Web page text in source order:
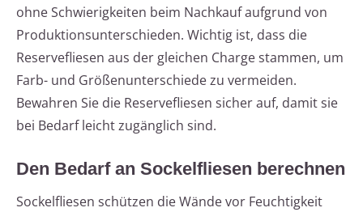
ohne Schwierigkeiten beim Nachkauf aufgrund von
Produktionsunterschieden. Wichtig ist, dass die
Reservefliesen aus der gleichen Charge stammen, um
Farb- und Größenunterschiede zu vermeiden.
Bewahren Sie die Reservefliesen sicher auf, damit sie
bei Bedarf leicht zugänglich sind.
Den Bedarf an Sockelfliesen berechnen
Sockelfliesen schützen die Wände vor Feuchtigkeit